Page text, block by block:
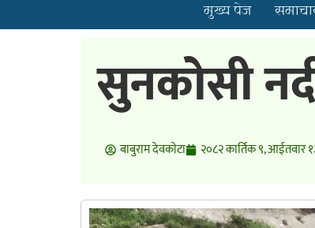
मुख्य पेज
सुनकोसी
बाबुराम देवकाेटा २०८२ कार्तिक ९, आईतवार